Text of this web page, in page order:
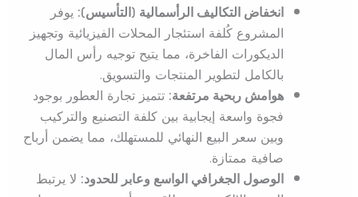
انخفاض التكاليف الرأسمالية (التأسيس):يوفر
المشروع كُلفة استئجار المحلات الفيزيائية وتجهيز
الديكورات الفاخرة، مما يتيح توجيه رأس المال
بالكامل لتطوير المنتجات والتسويق.
هوامش ربحية مرتفعة:تتميز تجارة العطور بوجود
فجوة واسعة إيجابية بين كلفة التصنيع والتركيب
وبين سعر البيع النهائي للمستهلك، مما يضمن أرباح
صافية ممتازة.
الوصول الجغرافي الواسع وعابر للحدود:لا يرتبط